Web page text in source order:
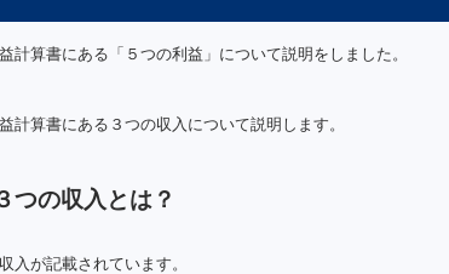
計算書にある「５つの利益」について説明をしました。
計算書にある３つの収入について説明します。
つの収入とは？
入が記載されています。